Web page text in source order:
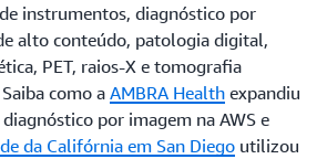
instrumentos, diagnóstico por
alto conteúdo, patologia digital,
PET, raios-X e tomografia
como a AMBRA Health expandiu
por imagem na AWS e
da Califórnia em San Diego utilizou